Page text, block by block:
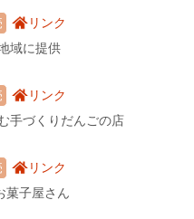
リンク
域に提供
リンク
手づくりだんごの店
リンク
菓子屋さん